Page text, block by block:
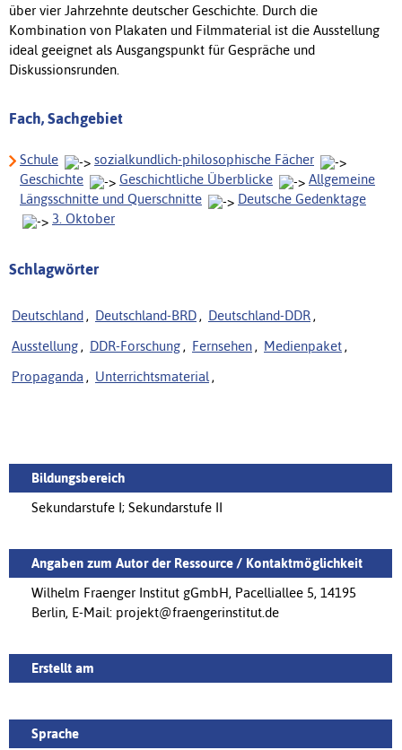
über vier Jahrzehnte deutscher Geschichte. Durch die
Kombination von Plakaten und Filmmaterial ist die Ausstellung
ideal geeignet als Ausgangspunkt für Gespräche und
Diskussionsrunden.
Fach, Sachgebiet
Schule
sozialkundlich-philosophische Fächer
Geschichte
Geschichtliche Überblicke
Allgemeine
Längsschnitte und Querschnitte
Deutsche Gedenktage
3. Oktober
Schlagwörter
Deutschland , Deutschland-BRD , Deutschland-DDR ,
Ausstellung , DDR-Forschung , Fernsehen , Medienpaket ,
Propaganda , Unterrichtsmaterial ,
Bildungsbereich
Sekundarstufe I; Sekundarstufe II
Angaben zum Autor der Ressource / Kontaktmöglichkeit
Wilhelm Fraenger Institut gGmbH, Pacelliallee 5, 14195
Berlin, E-Mail: projekt@fraengerinstitut.de
Erstellt am
Sprache